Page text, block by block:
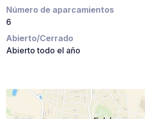
Número de aparcamientos
6
Abierto/Cerrado
Abierto todo el año